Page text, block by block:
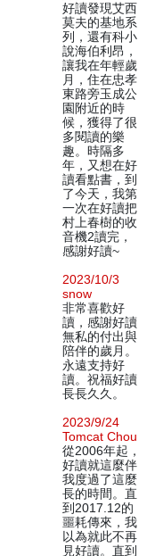
好讀發現艾西
莫夫的基地系
列，還有科小
說海伯利昂，
讓我在年輕歲
月，住在忠孝
東路旁玉成公
園附近的時
候，獲得了很
多閱讀的樂
趣。時隔多
年，又想在好
讀看點書，到
了今天，我第
一次在好讀把
村上春樹的收
音機2讀完，
感謝好讀~
2023/10/3
snow
非常喜歡好
讀，感謝好讀
無私的付出與
陪伴的歲月。
永遠支持好
讀。祝福好讀
長長久久。
2023/9/24
Tomcat Chou
從2006年起，
好讀就這麼伴
我度過了這麼
長的時間。直
到2017.12的
噩耗傳來，我
以為就此不再
見好讀。直到